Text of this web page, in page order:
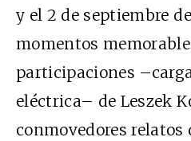
y el 2 de septiembre
momentos
participaciones
eléctrica– de Leszek
conmovedores relatos